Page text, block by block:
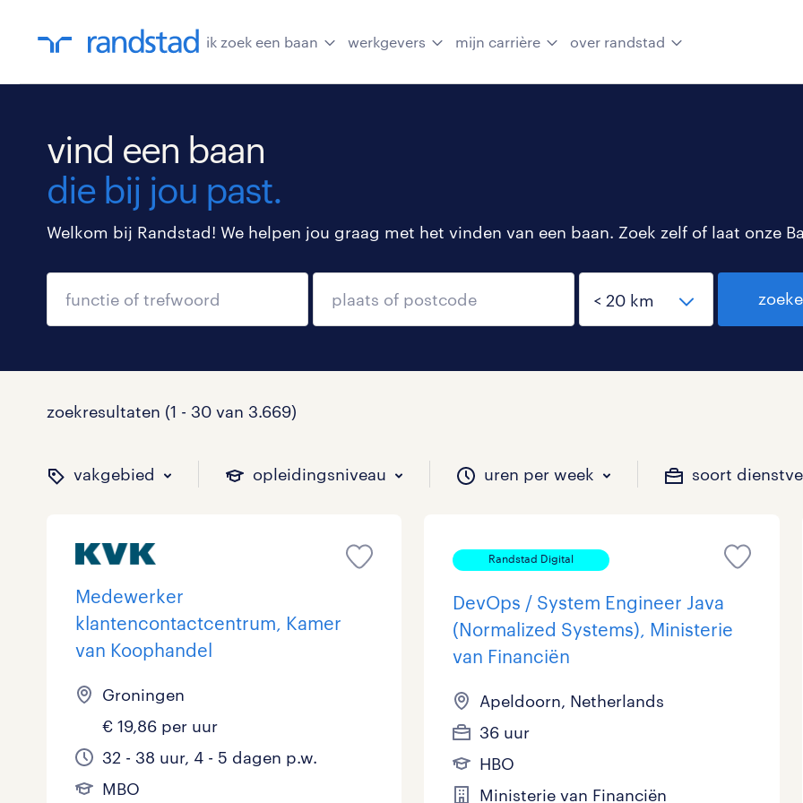
ik zoek een baan werkgevers mijn carrière over randstad
vind een baan
die bij jou past.
Welkom bij Randstad! We helpen jou graag met het vinden van een baan. Zoek zelf of laat onze
zoekresultaten (1 - 30 van 3.669)
vakgebied opleidingsniveau uren per week soort
binnen welk vakgebied wil je werken?
Administratief Beveiliging 12
Callcenter / Contactcenter Chauffeurs 532
Financieel
ICT Industrieel / Productie 487
op welk niveau zoek je vacatures?
Basisonderwijs Geen 893
HBO 559 LBO, MAVO, VMBO 0
Master 0
VMBO/MAVO WO 144
hoeveel uren per week wil je werken?
0 - 8 uur 326 9 - 16 uur 292
25 - 32 uur 33 - 36 uur 309
toon 3.669 resultaten
welk soort dienstverband zou jij willen?
Detachering Tijdelijk 963
Vast 471
toon 3.669 resultaten
Medewerker
klantencontactcentrum, Kamer
van Koophandel
Groningen
€ 19,86 per uur
32 - 38 uur, 4 - 5 dagen p.w.
MBO
Randstad Digital
DevOps / System Engineer Java
(Normalized Systems), Ministerie
van Financiën
Apeldoorn, Netherlands
36 uur
HBO
Ministerie van Financiën